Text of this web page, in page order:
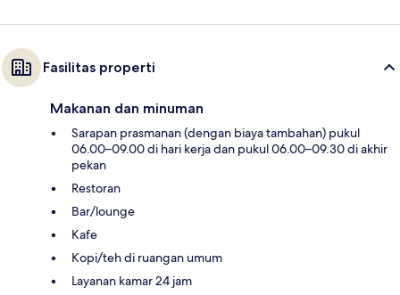
Fasilitas properti
Makanan dan minuman
Sarapan prasmanan (dengan biaya tambahan) pukul
06.00–09.00 di hari kerja dan pukul 06.00–09.30 di akhir
pekan
Restoran
Bar/lounge
Kafe
Kopi/teh di ruangan umum
Layanan kamar 24 jam